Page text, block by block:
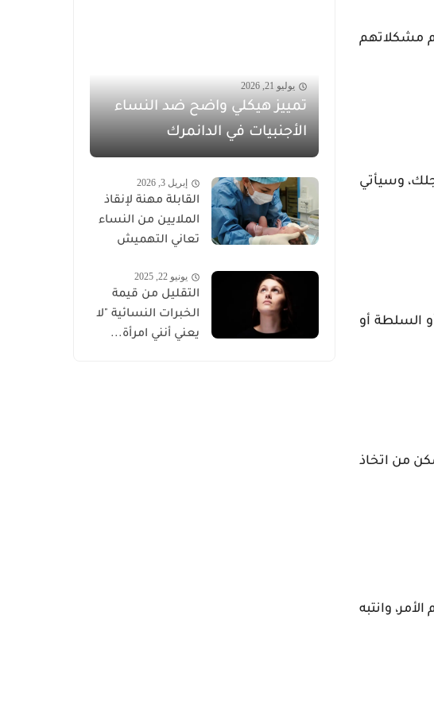
مشكلاتهم
وسيأتي
السلطة أو
من اتخاذ
وانتبه
يوليو 21, 2026
تمييز هيكلي واضح ضد النساء
الأجنبيات في الدانمرك
إبريل 3, 2026
القابلة مهنة لإنقاذ
الملايين من النساء
تعاني التهميش
يونيو 22, 2025
التقليل من قيمة
الخبرات النسائية "لا
يعني أنني امرأة...